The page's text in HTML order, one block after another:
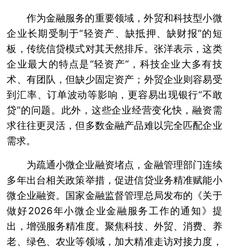
作为金融服务的重要领域，外贸和科技型小微
企业长期受制于“轻资产、缺抵押、缺财报”的短
板，传统信贷模式对其天然排斥。张洋表示，这类
企业最大的特点是“轻资产”，科技企业大多有技
术、有团队，但缺少固定资产；外贸企业则容易受
到汇率、订单波动等影响，更容易出现银行“不敢
贷”的问题。此外，这些企业经营变化快，融资需
求往往更灵活，但多数金融产品难以完全匹配企业
需求。
为疏通小微企业融资堵点，金融管理部门连续
多年出台相关政策举措，促进信贷业务精准赋能小
微企业融资。国家金融监督管理总局发布的《关于
做好2026年小微企业金融服务工作的通知》提
出，增强服务精准度。聚焦科技、外贸、消费、养
老、绿色、农业等领域，加大精准走访对接力度，